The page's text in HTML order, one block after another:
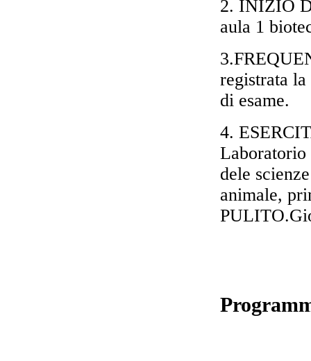
2. INIZIO
aula 1
registrata
di esame.
4.
Laboratorio
dele
animale,